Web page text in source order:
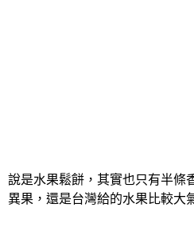
說是水果鬆餅，其實也只有半條
異果，還是台灣給的水果比較大